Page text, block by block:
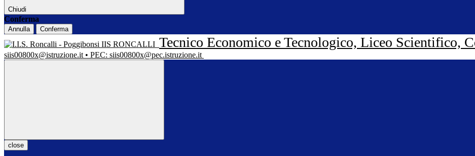
Chiudi
Conferma
Annulla Conferma
IIS RONCALLI Tecnico Economico e Tecnologico, Liceo Scientifico,
siis00800x@istruzione.it • PEC: siis00800x@pec.istruzione.it
close